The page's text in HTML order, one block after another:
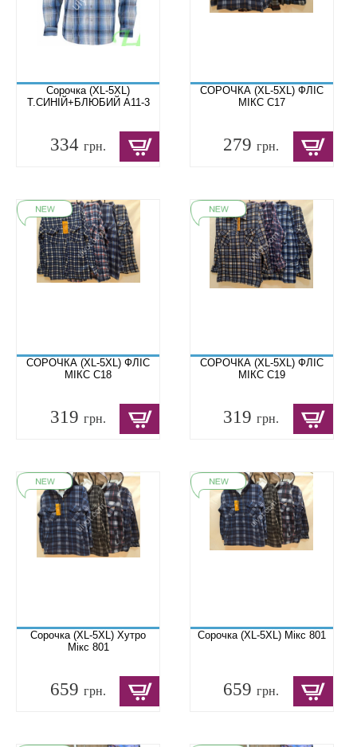
Сорочка (XL-5XL)
Т.СИНІЙ+БЛЮБИЙ A11-3
334 грн.
СОРОЧКА (XL-5XL) ФЛІС
МІКС C17
279грн.
СОРОЧКА (XL-5XL) ФЛІС
МІКС C18
319 грн.
СОРОЧКА (XL-5XL) ФЛІС
МІКС C19
319грн.
Сорочка (XL-5XL) Хутро
Мікс 801
659 грн.
Сорочка (XL-5XL) Мікс 801
659грн.